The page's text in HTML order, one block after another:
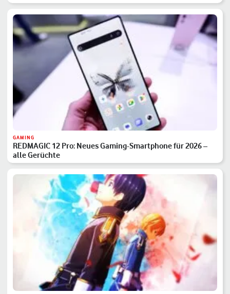
GAMING
REDMAGIC 12 Pro: Neues Gaming-Smartphone für 2026 –
alle Gerüchte